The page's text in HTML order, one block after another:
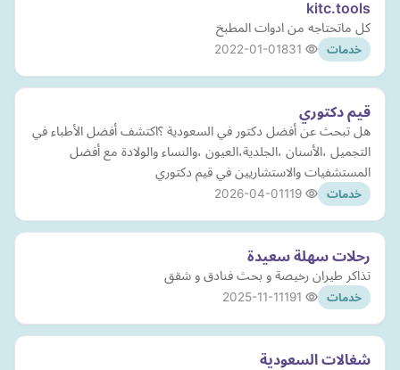
kitc.tools
كل ماتحتاجه من ادوات المطبخ
خدمات 2022-01-01
قيم دكتوري
هل تبحث عن أفضل دكتور في السعودية ؟اكتشف أفضل الأطباء في
التجميل ،الأسنان ،الجلدية،العيون ،والنساء والولادة مع أفضل
المستشفيات والاستشاريين في قيم دكتوري
خدمات 2026-04-01
رحلات سهلة سعيدة
تذاكر طيران رخيصة و بحث فنادق و شقق
خدمات 2025-11-11
شغالات السعودية